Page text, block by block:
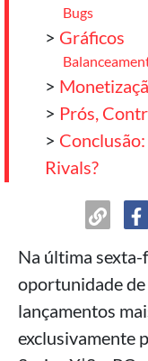
Bugs
> Gráficos
>
> Prós,
>
Rivals?
Na última
oportunidade
lançamentos
exclusivamente